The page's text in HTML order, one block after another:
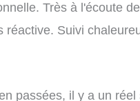
Très à l'écoute
Suivi
passées, il y a un réel